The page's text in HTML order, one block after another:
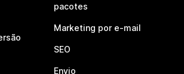
pacotes
Marketing por e-mail
SEO
Envio